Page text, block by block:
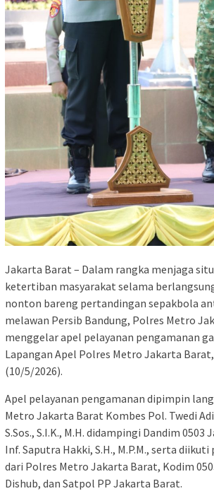
Jakarta Barat – Dalam rangka menjaga
ketertiban masyarakat selama
nonton bareng pertandingan sepakbola
melawan Persib Bandung, Polres Metro
menggelar apel pelayanan pengamanan
Lapangan Apel Polres Metro Jakarta
(10/5/2026).
Apel pelayanan pengamanan dipimpin
Metro Jakarta Barat Kombes Pol. Twedi
S.Sos., S.I.K., M.H. didampingi Dandim
Inf. Saputra Hakki, S.H., M.P.M., serta
dari Polres Metro Jakarta Barat, Kodim
Dishub, dan Satpol PP Jakarta Barat.